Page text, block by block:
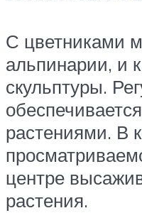
С цветниками
альпинарии, и
скульптуры.
растениями. В
центре
растения.